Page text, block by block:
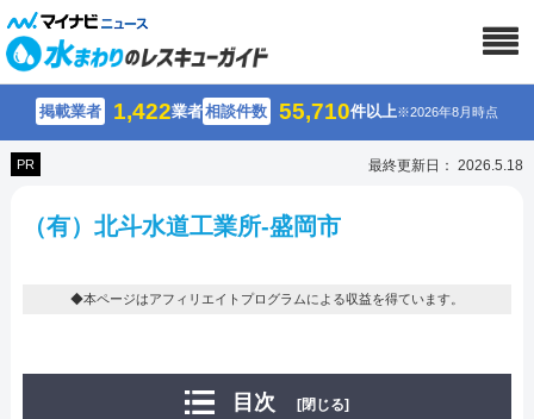
掲載業者 1,422業者相談件数 55,710件以上※2026年8月時点
PR 最終更新日： 2026.5.18
（有）北斗水道工業所-盛岡市
◆本ページはアフィリエイトプログラムによる収益を得ています。
目次 [閉じる]